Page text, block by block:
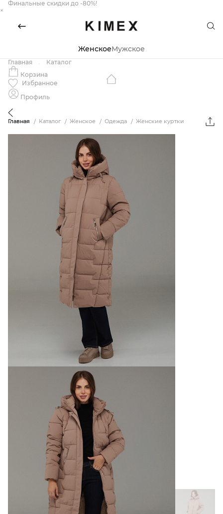
Финальные скидки до -80%!
×
ЖенскоеМужское
Главная
Каталог
Корзина
Избранное
Профиль
Главная Каталог Женское Одежда Женские куртки